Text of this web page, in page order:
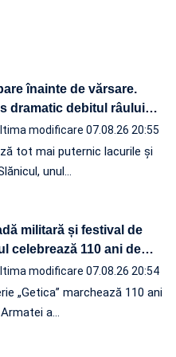
înainte de vărsare.
dramatic debitul râului…
modificare 07.08.26 20:55
tot mai puternic lacurile și
unul…
militară și festival de
celebrează 110 ani de…
modificare 07.08.26 20:54
„Getica” marchează 110 ani
a…